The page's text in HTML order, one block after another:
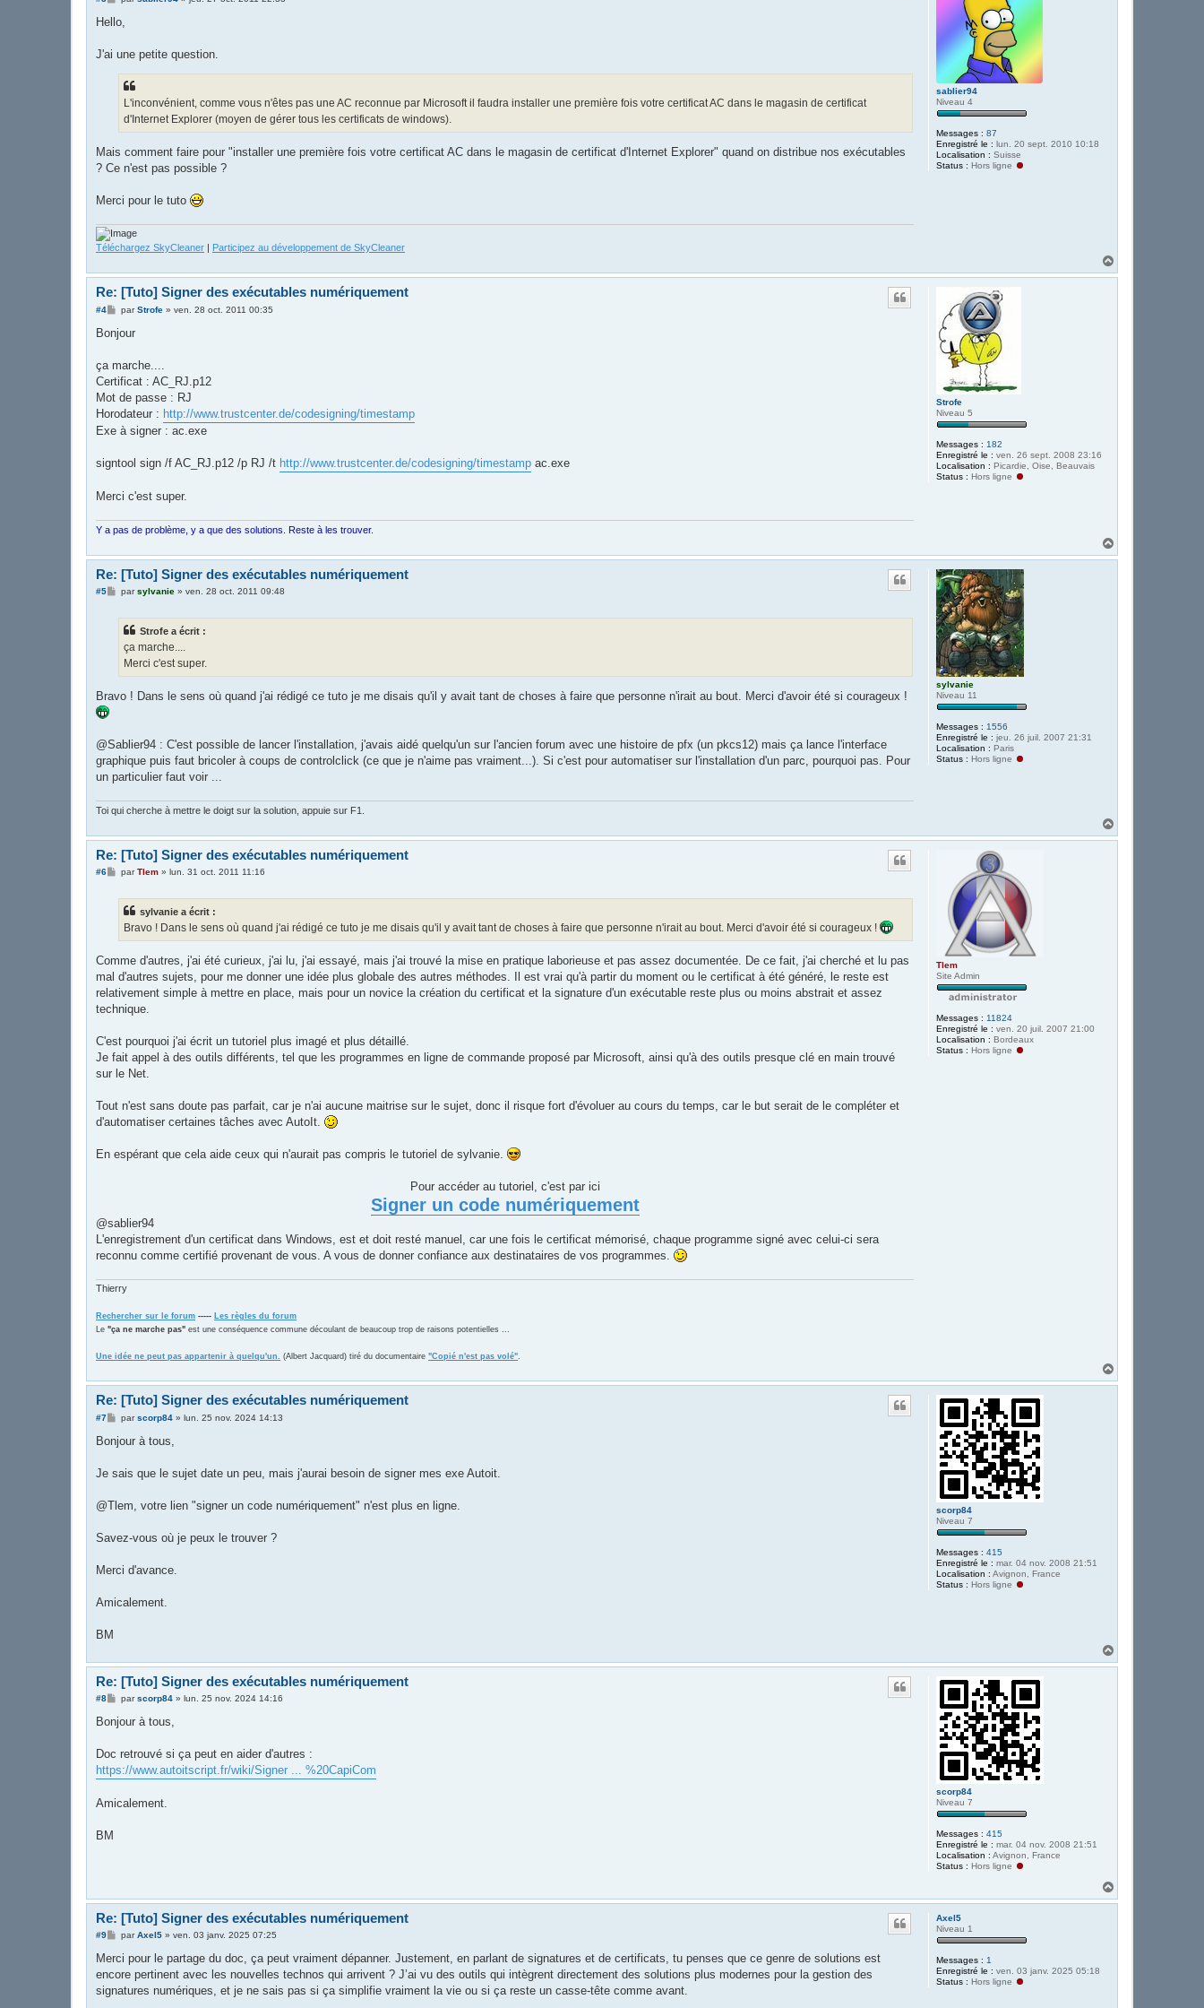
sablier94
Niveau 4
Messages : 87
Enregistré le : lun. 20 sept. 2010 10:18
Localisation : Suisse
Status : Hors ligne
s
g
Hello,
J'ai une petite question.
L'inconvénient, comme vous n'êtes pas une AC reconnue par Microsoft il faudra installer une première fois votre certificat AC dans le magasin de certificat
d'Internet Explorer (moyen de gérer tous les certificats de windows).
Mais comment faire pour "installer une première fois votre certificat AC dans le magasin de certificat d'Internet Explorer" quand on distribue nos exécutables
? Ce n'est pas possible ?
Merci pour le tuto
Téléchargez SkyCleaner Participez au développement de SkyCleaner
a
Strofe
Niveau 5
Messages : 182
Enregistré le : ven. 26 sept. 2008 23:16
Localisation : Picardie, Oise, Beauvais
Status : Hors ligne
Re: [Tuto] Signer des exécutables numériquement
#4
M
s
s
g
parStrofe» ven. 28 oct. 2011 00:35
Bonjour
ça marche....
Certificat : AC_RJ.p12
Mot de passe : RJ
Horodateur : http://www.trustcenter.de/codesigning/timestamp
Exe à signer : ac.exe
signtool sign /f AC_RJ.p12 /p RJ /t http://www.trustcenter.de/codesigning/timestamp ac.exe
Merci c'est super.
Y a pas de problème, y a que des solutions. Reste à les trouver.
a
sylvanie
Niveau 11
Messages : 1556
Enregistré le : jeu. 26 juil. 2007 21:31
Localisation : Paris
Status : Hors ligne
Re: [Tuto] Signer des exécutables numériquement
#5
Mparsylvanie» ven. 28 oct. 2011 09:48
Strofe a écrit :
ça marche....
Merci c'est super.
Bravo ! Dans le sens où quand j'ai rédigé ce tuto je me disais qu'il y avait tant de choses à faire que personne n'irait au bout. Merci d'avoir été si courageux !
@Sablier94 : C'est possible de lancer l'installation, j'avais aidé quelqu'un sur l'ancien forum avec une histoire de pfx (un pkcs12) mais ça lance l'interface
graphique puis faut bricoler à coups de controlclick (ce que je n'aime pas vraiment...). Si c'est pour automatiser sur l'installation d'un parc, pourquoi pas. Pour
un particulier faut voir ...
Toi qui cherche à mettre le doigt sur la solution, appuie sur F1.
a
Tlem
Site Admin
Messages : 11824
Enregistré le : ven. 20 juil. 2007 21:00
Localisation : Bordeaux
Status : Hors ligne
Re: [Tuto] Signer des exécutables numériquement
#6
MparTlem» lun. 31 oct. 2011 11:16
sylvanie a écrit :
Bravo ! Dans le sens où quand j'ai rédigé ce tuto je me disais qu'il y avait tant de choses à faire que personne n'irait au bout. Merci d'avoir été si courageux !
Comme d'autres, j'ai été curieux, j'ai lu, j'ai essayé, mais j'ai trouvé la mise en pratique laborieuse et pas assez documentée. De ce fait, j'ai cherché et lu pas
mal d'autres sujets, pour me donner une idée plus globale des autres méthodes. Il est vrai qu'à partir du moment ou le certificat à été généré, le reste est
relativement simple à mettre en place, mais pour un novice la création du certificat et la signature d'un exécutable reste plus ou moins abstrait et assez
technique.
C'est pourquoi j'ai écrit un tutoriel plus imagé et plus détaillé.
Je fait appel à des outils différents, tel que les programmes en ligne de commande proposé par Microsoft, ainsi qu'à des outils presque clé en main trouvé
sur le Net.
Tout n'est sans doute pas parfait, car je n'ai aucune maitrise sur le sujet, donc il risque fort d'évoluer au cours du temps, car le but serait de le compléter et
d'automatiser certaines tâches avec AutoIt.
En espérant que cela aide ceux qui n'aurait pas compris le tutoriel de sylvanie.
Pour accéder au tutoriel, c'est par ici
Signer un code numériquement
@sablier94
L'enregistrement d'un certificat dans Windows, est et doit resté manuel, car une fois le certificat mémorisé, chaque programme signé avec celui-ci sera
reconnu comme certifié provenant de vous. A vous de donner confiance aux destinataires de vos programmes.
Thierry
Rechercher sur le forum ----- Les règles du forum
Le "ça ne marche pas" est une conséquence commune découlant de beaucoup trop de raisons potentielles ...
Une idée ne peut pas appartenir à quelqu'un. (Albert Jacquard) tiré du documentaire "Copié n'est pas volé".
a
scorp84
Niveau 7
Messages : 415
Enregistré le : mar. 04 nov. 2008 21:51
Localisation : Avignon, France
Status : Hors ligne
Re: [Tuto] Signer des exécutables numériquement
#7
M
s
s
g
parscorp84» lun. 25 nov. 2024 14:13
Bonjour à tous,
Je sais que le sujet date un peu, mais j'aurai besoin de signer mes exe Autoit.
@Tlem, votre lien "signer un code numériquement" n'est plus en ligne.
Savez-vous où je peux le trouver ?
Merci d'avance.
Amicalement.
BM
a
scorp84
Niveau 7
Messages : 415
Enregistré le : mar. 04 nov. 2008 21:51
Localisation : Avignon, France
Status : Hors ligne
Re: [Tuto] Signer des exécutables numériquement
#8
M
s
s
g
parscorp84» lun. 25 nov. 2024 14:16
Bonjour à tous,
Doc retrouvé si ça peut en aider d'autres :
https://www.autoitscript.fr/wiki/Signer ... %20CapiCom
Amicalement.
BM
a
Axel5
Niveau 1
Messages : 1
Enregistré le : ven. 03 janv. 2025 05:18
Status : Hors ligne
Re: [Tuto] Signer des exécutables numériquement
#9
M
s
a
g
parAxel5» ven. 03 janv. 2025 07:25
Merci pour le partage du doc, ça peut vraiment dépanner. Justement, en parlant de signatures et de certificats, tu penses que ce genre de solutions est
encore pertinent avec les nouvelles technos qui arrivent ? J’ai vu des outils qui intègrent directement des solutions plus modernes pour la gestion des
signatures numériques, et je ne sais pas si ça simplifie vraiment la vie ou si ça reste un casse-tête comme avant.